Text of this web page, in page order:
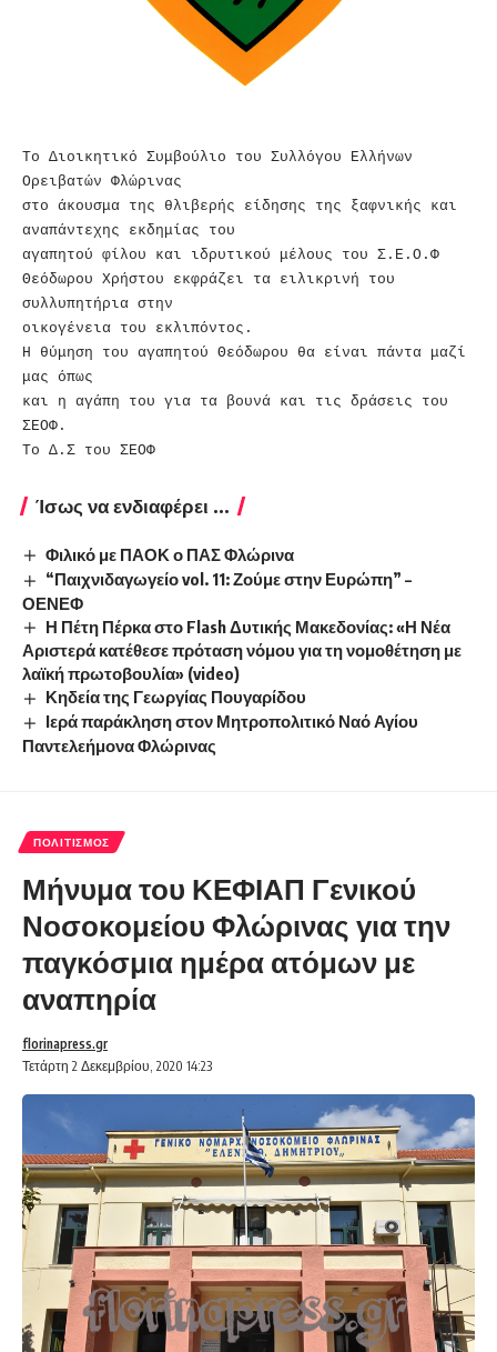
Το Διοικητικό Συμβούλιο του Συλλόγου Ελλήνων
Ορειβατών Φλώρινας
στο άκουσμα της θλιβερής είδησης της ξαφνικής και
αναπάντεχης εκδημίας του
αγαπητού φίλου και ιδρυτικού μέλους του Σ.Ε.Ο.Φ
Θεόδωρου Χρήστου εκφράζει τα ειλικρινή του
συλλυπητήρια στην
οικογένεια του εκλιπόντος.
Η θύμηση του αγαπητού Θεόδωρου θα είναι πάντα μαζί
μας όπως
και η αγάπη του για τα βουνά και τις δράσεις του
ΣΕΟΦ.
Το Δ.Σ του ΣΕΟΦ
Ίσως να ενδιαφέρει ...
Φιλικό με ΠΑΟΚ ο ΠΑΣ Φλώρινα
“Παιχνιδαγωγείο vol. 11: Ζούμε στην Ευρώπη” –
ΟΕΝΕΦ
Η Πέτη Πέρκα στο Flash Δυτικής Μακεδονίας: «Η Νέα
Αριστερά κατέθεσε πρόταση νόμου για τη νομοθέτηση με
λαϊκή πρωτοβουλία» (video)
Κηδεία της Γεωργίας Πουγαρίδου
Ιερά παράκληση στον Μητροπολιτικό Ναό Αγίου
Παντελεήμονα Φλώρινας
ΠΟΛΙΤΙΣΜΌΣ
Μήνυμα του ΚΕΦΙΑΠ Γενικού
Νοσοκομείου Φλώρινας για την
παγκόσμια ημέρα ατόμων με
αναπηρία
Τετάρτη 2 Δεκεμβρίου, 2020 14:23
florinapress.gr